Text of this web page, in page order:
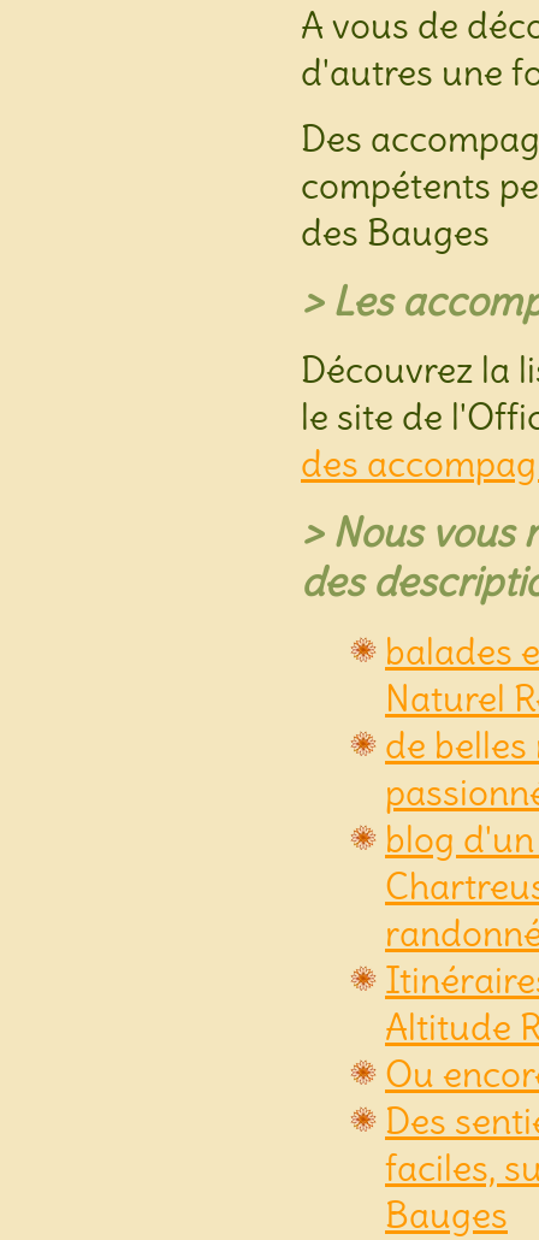
A vous de
d'autres une
Des
compétents
des Bauges
> Les
Découvrez la
le site de
des
> Nous vous
des
balades
Naturel
de
blog
Altitude
Ou
Des
faciles,
Bauges